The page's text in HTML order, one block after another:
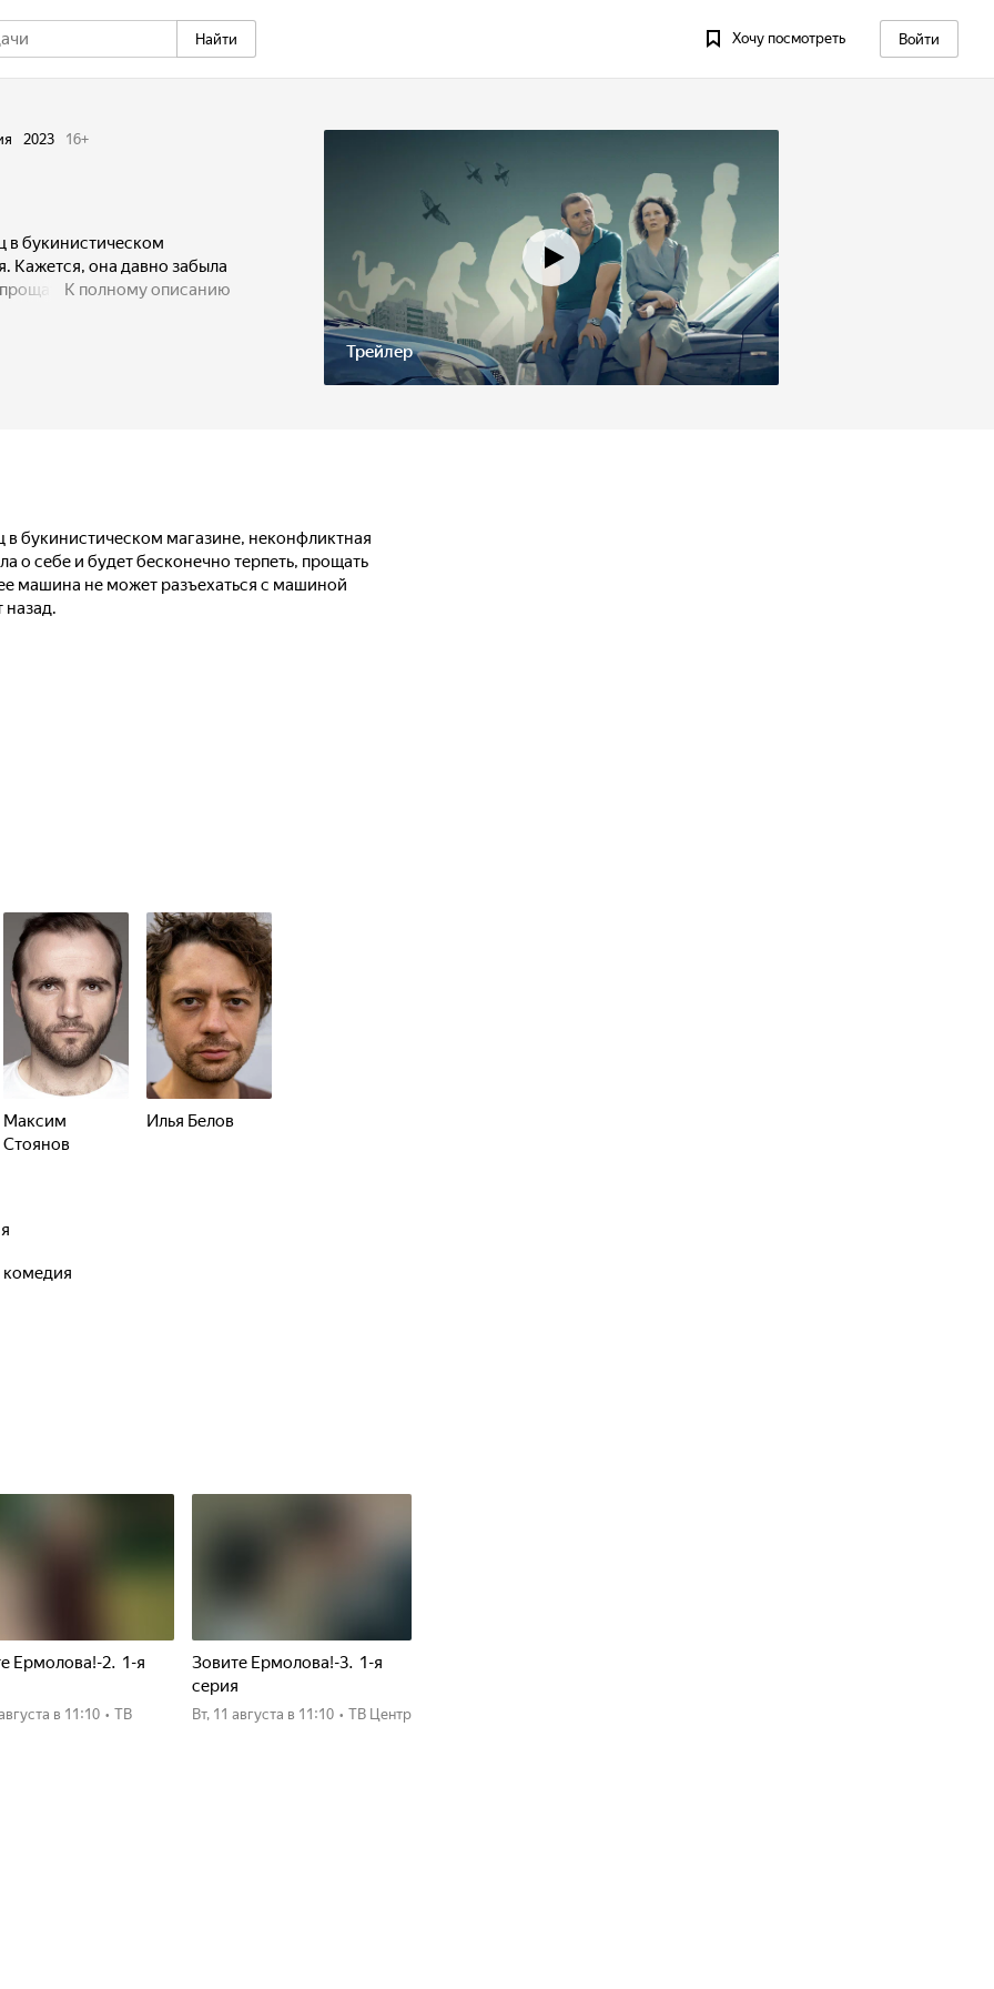
Найти Хочу посмотреть Войти
Трейлер
2023 16+
в букинистическом
Кажется, она давно забыла
и подстраиваться.
К полному описанию
букинистическом магазине, неконфликтная
о себе и будет бесконечно терпеть, прощать
машина не может разъехаться с машиной
назад.
Максим
Стоянов
Илья Белов
комедия
Ермолова!-2. 1-я
в 11:10 • ТВ
Зовите Ермолова!-3. 1-я
серия
вт, 11 августа в 11:10 • ТВ Центр